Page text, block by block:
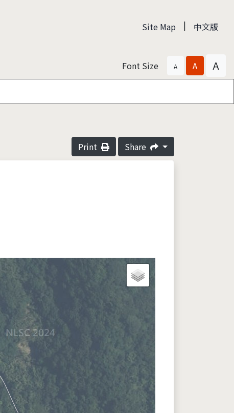
Site Map | 中文版
Font Size A A A
Print Share